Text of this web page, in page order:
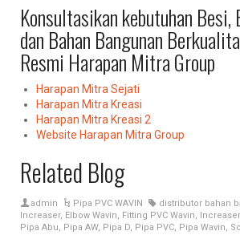
Konsultasikan kebutuhan Besi,
dan Bahan Bangunan
Resmi Harapan Mitra Group
Harapan Mitra Sejati
Harapan Mitra Kreasi
Harapan Mitra Kreasi 2
Website Harapan Mitra Group
Related Blog
admin Pipa PVC WAVIN distributor bahan
Increaser, Elbow Wavin, Fitting PVC Wavin,
Pipa Abu, Pipa AW, Pipa D, Pipa PVC, Pipa Wavin,